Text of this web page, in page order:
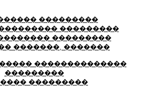
���������
���������
���������
�������, �������
��������������
���������
���������